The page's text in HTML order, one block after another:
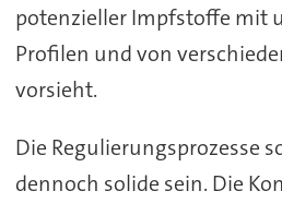
potenzieller Impfstoffe mit
Profilen und von
vorsieht.
Die Regulierungsprozesse
dennoch solide sein. Die